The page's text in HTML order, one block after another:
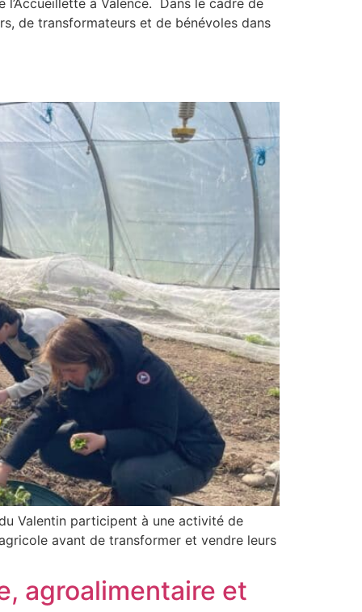
à Valence. Dans le cadre de
de transformateurs et de bénévoles dans
Valentin participent à une activité de
avant de transformer et vendre leurs
agroalimentaire et